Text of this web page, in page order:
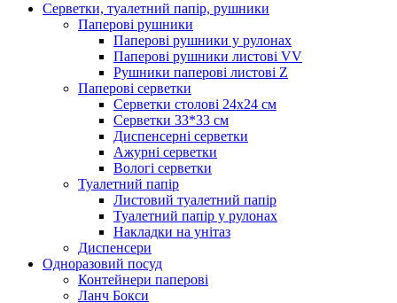
Серветки, туалетний папір, рушники
Паперові рушники
Паперові рушники у рулонах
Паперові рушники листові VV
Рушники паперові листові Z
Паперові серветки
Серветки столові 24х24 см
Серветки 33*33 см
Диспенсерні серветки
Ажурні серветки
Вологі серветки
Туалетний папір
Листовий туалетний папір
Туалетний папір у рулонах
Накладки на унітаз
Диспенсери
Одноразовий посуд
Контейнери паперові
Ланч Бокси